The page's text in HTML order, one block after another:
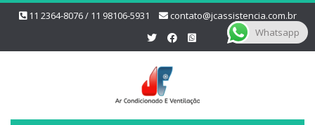
11 2364-8076 / 11 98106-5931 contato@jcassistencia.com.br
Whatsapp